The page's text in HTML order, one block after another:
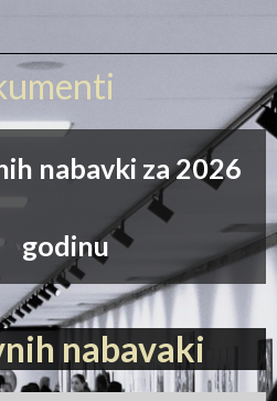
nabavki za 2026
godinu
nabavaki